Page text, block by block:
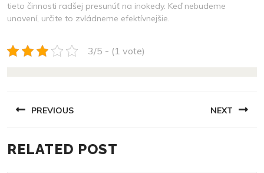
tieto činnosti radšej presunúť na inokedy. Keď nebudeme
unavení, určite to zvládneme efektívnejšie.
3/5 - (1 vote)
PROPREVIOUS
post:
NEXT
RELATED POST